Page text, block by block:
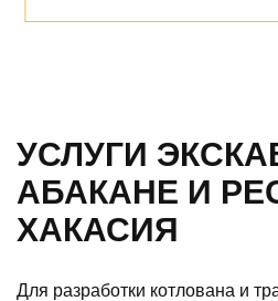
УСЛУГИ
АБАКАНЕ И
ХАКАСИЯ
Для разработки котлована и